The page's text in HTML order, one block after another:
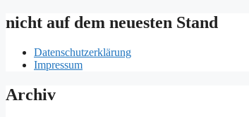
nicht auf dem neuesten Stand
Datenschutzerklärung
Impressum
Archiv